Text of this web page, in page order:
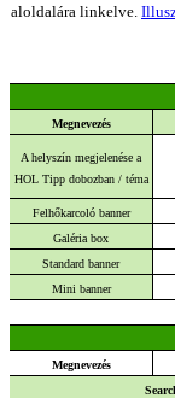
aloldalára linkelve.
Megnevezés
A helyszín megjelenése a
HOL Tipp dobozban / téma
Felhőkarcoló banner
Galéria box
Standard banner
Mini banner
Megnevezés